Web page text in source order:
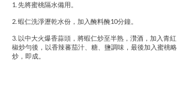
1. 先將蜜桃隔水備用。
2. 蝦仁洗淨瀝乾水份，加入醃料醃10分鐘。
3. 以中大火爆香蒜頭，將蝦仁炒至半熟，灒酒，加入青紅
椒炒勻後，以香辣蕃茄汁、糖、鹽調味，最後加入蜜桃略
炒，即成。